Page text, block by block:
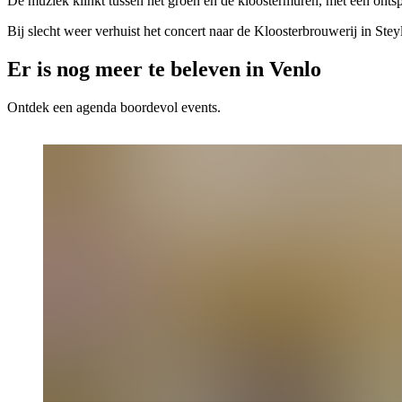
Bij slecht weer verhuist het concert naar de Kloosterbrouwerij in
Er is nog meer te beleven in Venlo
Ontdek een agenda boordevol events.